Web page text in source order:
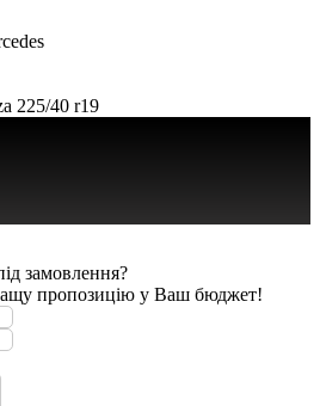
225/40 r19
ПРОДАЖІ
замовлення?
пропозицію у Ваш бюджет!